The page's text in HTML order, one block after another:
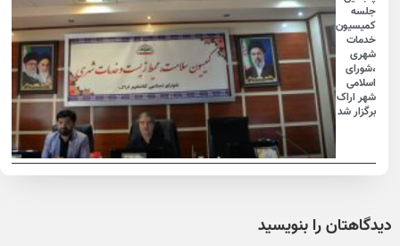
جلسه
کمیسیون
خدمات
شهری
،شورای
اسلامی
شهر اراک
برگزار شد
دیدگاهتان را بنویسید